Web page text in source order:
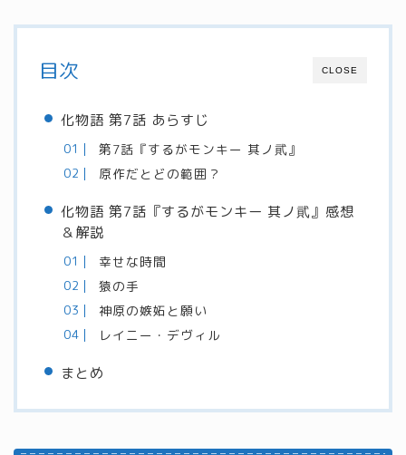
CLOSE
目次
化物語 第7話 あらすじ
第7話『するがモンキー 其ノ貮』
原作だとどの範囲？
化物語 第7話『するがモンキー 其ノ貮』感想
＆解説
幸せな時間
猿の手
神原の嫉妬と願い
レイニー・デヴィル
まとめ